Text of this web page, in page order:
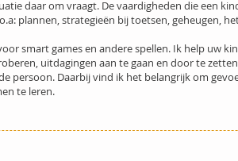
daar om vraagt. De vaardigheden die een
plannen, strategieën bij toetsen, geheugen,
smart games en andere spellen. Ik help uw
uitdagingen aan te gaan en door te
persoon. Daarbij vind ik het belangrijk om
te leren.